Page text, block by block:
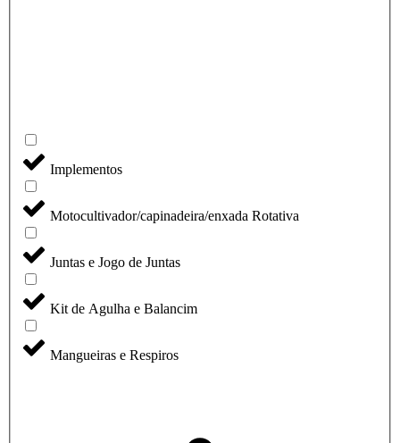
Implementos
Motocultivador/capinadeira/enxada Rotativa
Juntas e Jogo de Juntas
Kit de Agulha e Balancim
Mangueiras e Respiros